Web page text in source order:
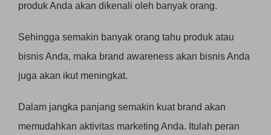
produk Anda akan dikenali oleh banyak orang.
Sehingga semakin banyak orang tahu produk atau
bisnis Anda, maka brand awareness akan bisnis Anda
juga akan ikut meningkat.
Dalam jangka panjang semakin kuat brand akan
memudahkan aktivitas marketing Anda. Itulah peran